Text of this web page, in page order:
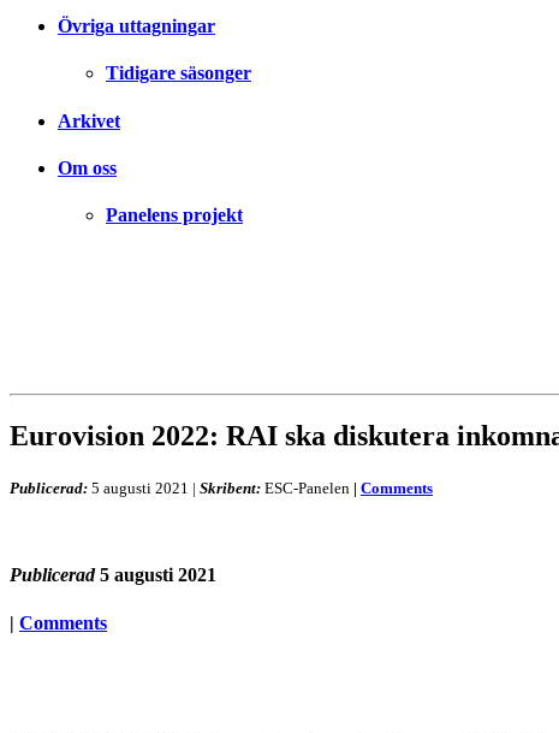
Övriga uttagningar
Tidigare säsonger
Arkivet
Om oss
Panelens projekt
Eurovision 2022: RAI ska diskutera
Publicerad: 5 augusti 2021 | Skribent: ESC-Panelen | Comments
Publicerad 5 augusti 2021
| Comments